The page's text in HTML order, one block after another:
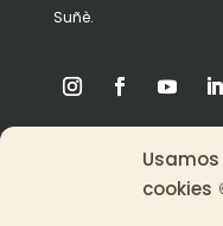
cookies
Suñè.